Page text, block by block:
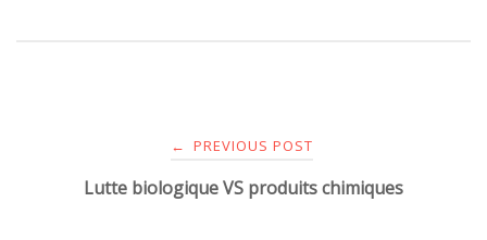
← PREVIOUS POST
Lutte biologique VS produits chimiques